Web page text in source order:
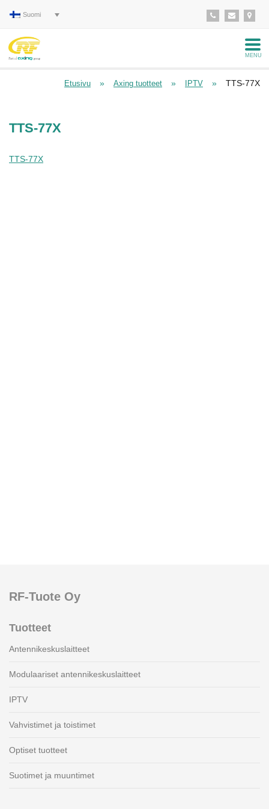
Suomi
MENU
Etusivu » Axing tuotteet » IPTV » TTS-77X
TTS-77X
TTS-77X
RF-Tuote Oy
Tuotteet
Antennikeskuslaitteet
Modulaariset antennikeskuslaitteet
IPTV
Vahvistimet ja toistimet
Optiset tuotteet
Suotimet ja muuntimet